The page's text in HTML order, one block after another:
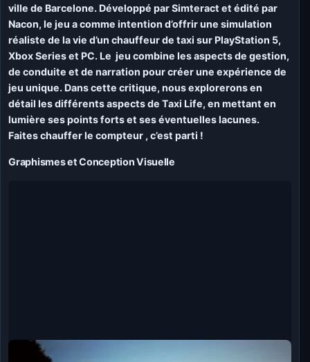
ville de Barcelone. Développé par Simteract et édité par
Nacon, le jeu a comme intention d’offrir une simulation
réaliste de la vie d’un chauffeur de taxi sur PlayStation 5,
Xbox Series et PC. Le jeu combine les aspects de gestion,
de conduite et de narration pour créer une expérience de
jeu unique. Dans cette critique, nous explorerons en
détail les différents aspects de Taxi Life, en mettant en
lumière ses points forts et ses éventuelles lacunes.
Faites chauffer le compteur , c’est parti !
Graphismes et Conception Visuelle